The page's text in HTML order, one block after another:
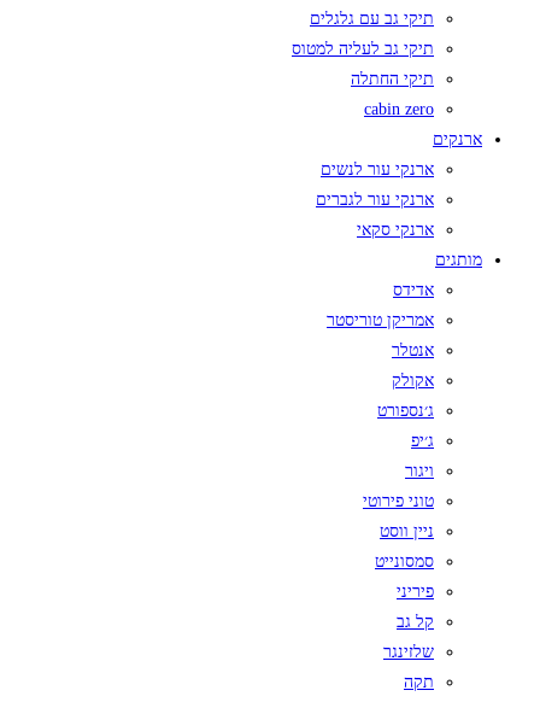
תיקי גב עם גלגלים
תיקי גב לעליה למטוס
תיקי החתלה
cabin zero
ארנקים
ארנקי עור לנשים
ארנקי עור לגברים
ארנקי סקאי
מותגים
אדידס
אמריקן טוריסטר
אנטלר
אקולק
ג׳נספורט
ג׳יפ
ויגור
טוני פירוטי
ניין ווסט
סמסונייט
פיריני
קל גב
שלזינגר
תקה